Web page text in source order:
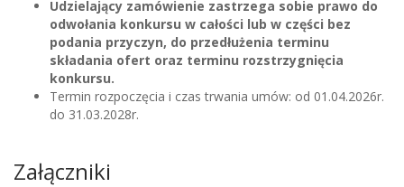
Udzielający zamówienie zastrzega sobie prawo do
odwołania konkursu w całości lub w części bez
podania przyczyn, do przedłużenia terminu
składania ofert oraz terminu rozstrzygnięcia
konkursu.
Termin rozpoczęcia i czas trwania umów: od 01.04.2026r.
do 31.03.2028r.
Załączniki